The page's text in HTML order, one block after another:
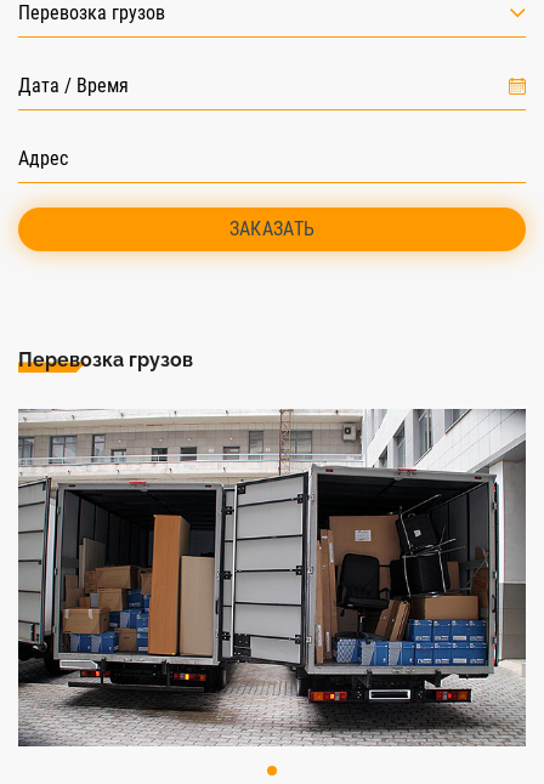
Перевозка грузов
ЗАКАЗАТЬ
Перевозка грузов